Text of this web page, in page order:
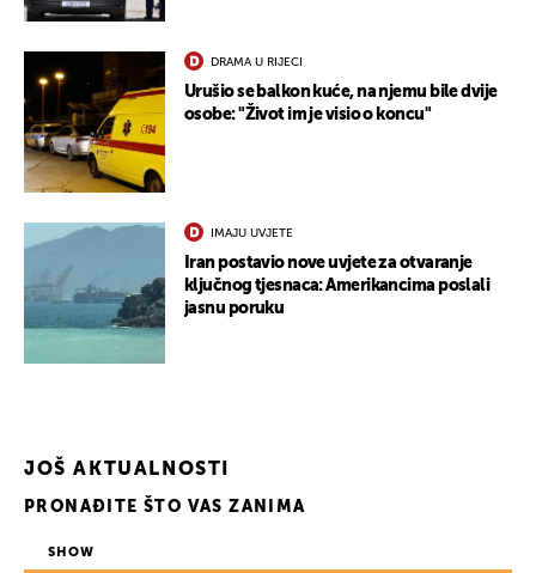
DRAMA U RIJECI
Urušio se balkon kuće, na njemu bile dvije
osobe: "Život im je visio o koncu"
IMAJU UVJETE
Iran postavio nove uvjete za otvaranje
ključnog tjesnaca: Amerikancima poslali
jasnu poruku
JOŠ AKTUALNOSTI
PRONAĐITE ŠTO VAS ZANIMA
SHOW